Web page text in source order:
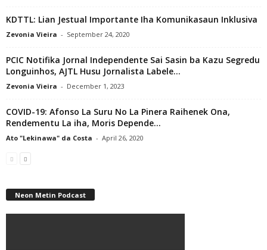
KDTTL: Lian Jestual Importante Iha Komunikasaun Inklusiva
Zevonia Vieira - September 24, 2020
PCIC Notifika Jornal Independente Sai Sasin ba Kazu Segredu
Longuinhos, AJTL Husu Jornalista Labele...
Zevonia Vieira - December 1, 2023
COVID-19: Afonso La Suru No La Pinera Raihenek Ona,
Rendementu La iha, Moris Depende...
Ato "Lekinawa" da Costa - April 26, 2020
Neon Metin Podcast